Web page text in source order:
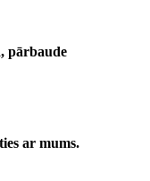
pārbaude
ar mums.